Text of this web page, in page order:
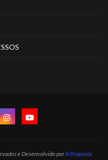
e Desenvolvido porA Proposta